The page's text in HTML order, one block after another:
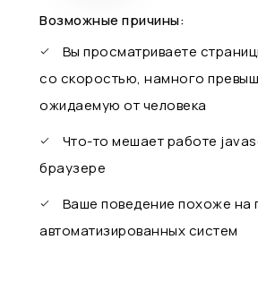
Возможные причины:
Вы просматриваете
со скоростью, намного
ожидаемую от человека
Что-то мешает работе
браузере
Ваше поведение похоже на
автоматизированных систем